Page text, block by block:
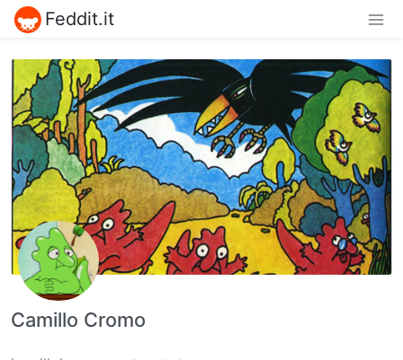
Feddit.it
Camillo Cromo